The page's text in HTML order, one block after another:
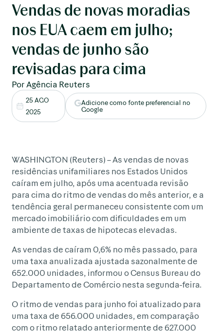
Vendas de novas moradias
nos EUA caem em julho;
vendas de junho são
revisadas para cima
Por Agência Reuters
25 AGO
2025
Adicione como fonte preferencial no
Google
WASHINGTON (Reuters) – As vendas de novas
residências unifamiliares nos Estados Unidos
caíram em julho, após uma acentuada revisão
para cima do ritmo de vendas do mês anterior, e a
tendência geral permaneceu consistente com um
mercado imobiliário com dificuldades em um
ambiente de taxas de hipotecas elevadas.
As vendas de caíram 0,6% no mês passado, para
uma taxa anualizada ajustada sazonalmente de
652.000 unidades, informou o Census Bureau do
Departamento de Comércio nesta segunda-feira.
O ritmo de vendas para junho foi atualizado para
uma taxa de 656.000 unidades, em comparação
com o ritmo relatado anteriormente de 627.000